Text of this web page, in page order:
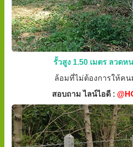
รั้วสูง 1.50 เมตร ลวดห
ล้อมที่ไม่ต้องการให้คน
สอบถาม ไลน์ไอดี :